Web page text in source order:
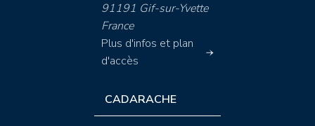
91191 Gif-sur-Yvette
France
Plus d'infos et plan
d'accès
CADARACHE